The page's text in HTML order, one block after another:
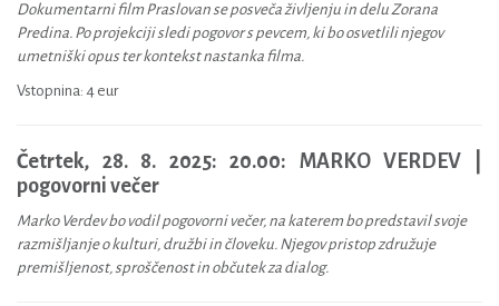
Dokumentarni film Praslovan se posveča življenju in delu Zorana
Predina. Po projekciji sledi pogovor s pevcem, ki bo osvetlili njegov
umetniški opus ter kontekst nastanka filma.
Vstopnina: 4 eur
Četrtek, 28. 8. 2025: 20.00: MARKO VERDEV |
pogovorni večer
Marko Verdev bo vodil pogovorni večer, na katerem bo predstavil svoje
razmišljanje o kulturi, družbi in človeku. Njegov pristop združuje
premišljenost, sproščenost in občutek za dialog.